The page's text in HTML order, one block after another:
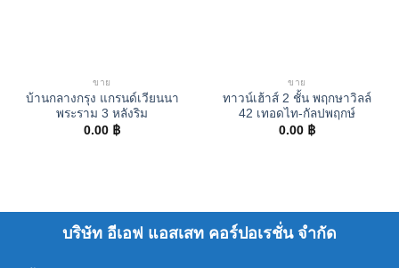
ขาย
บ้านกลางกรุง แกรนด์เวียนนา
พระราม 3 หลังริม
0.00 ฿
ขาย
ทาวน์เฮ้าส์ 2 ชั้น พฤกษาวิลล์
42 เทอดไท-กัลปพฤกษ์
0.00 ฿
บริษัท อีเอฟ แอสเสท คอร์ปอเรชั่น จำกัด